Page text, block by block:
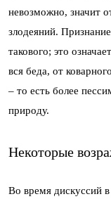
невозможно, значит
злодеяний.
такового; это
вся беда, от
– то есть более
природу.
Некоторые
Во время дискуссий